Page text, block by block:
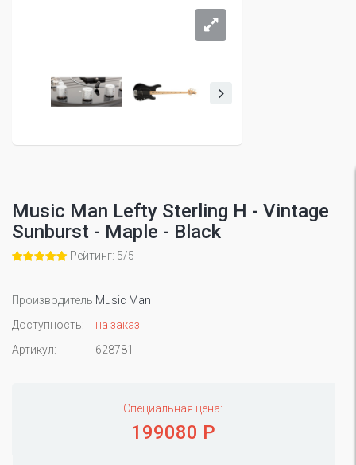
Music Man Lefty Sterling H - Vintage
Sunburst - Maple - Black
Рейтинг: 5/5
Производитель Music Man
Доступность:
на заказ
Артикул:
628781
Специальная цена:
199080 Р